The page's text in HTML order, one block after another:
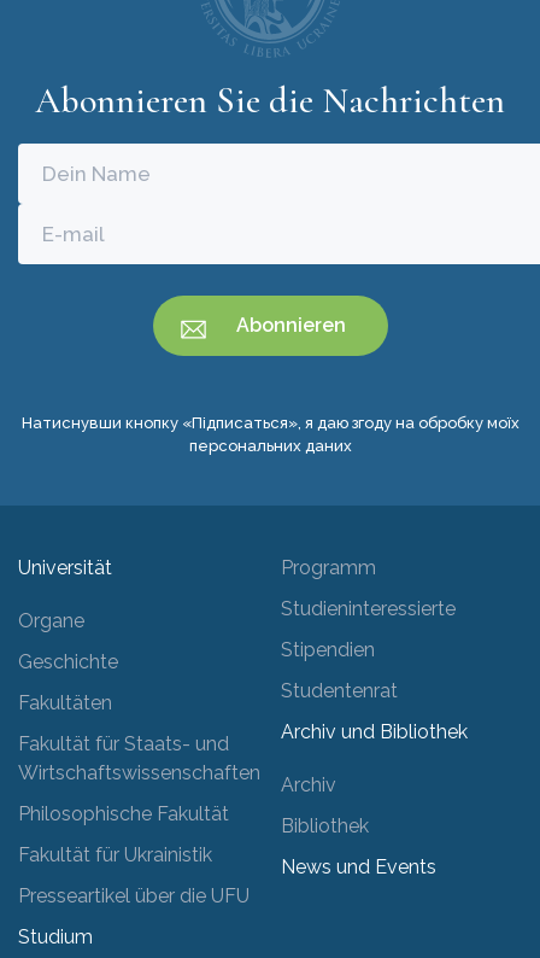
Abonnieren Sie die Nachrichten
Натиснувши кнопку «Підписаться», я даю згоду на обробку моїх
персональних даних
Universität
Organe
Geschichte
Fakultäten
Fakultät für Staats- und
Wirtschaftswissenschaften
Philosophische Fakultät
Fakultät für Ukrainistik
Presseartikel über die UFU
Studium
Programm
Studieninteressierte
Stipendien
Studentenrat
Archiv und Bibliothek
Archiv
Bibliothek
News und Events